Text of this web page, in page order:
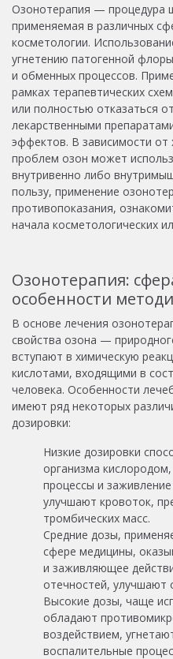
Озонотерапия — процедура
применяемая в различных
косметологии.
угнетению патогенной
и обменных процессов.
рамках терапевтических
или полностью отказаться
лекарственными
эффектов. В зависимости от
проблем озон может
внутривенно либо
пользу, применение
противопоказания,
начала косметологических
Озонотерапия:
особенности
В основе лечения
свойства озона —
вступают в химическую
кислотами, входящими в
человека. Особенности
имеют ряд некоторых
дозировки:
Низкие дозировки
организма
процессы и
улучшают кровоток,
тромбических масс.
Средние дозы,
сфере медицины,
и заживляющее
отечностей, улучшают
Высокие дозы, чаще
обладают
воздействием,
воспалительные